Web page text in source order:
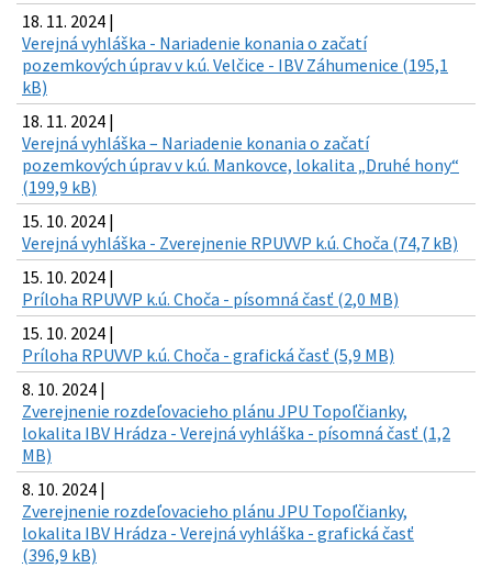
18. 11. 2024 |
Verejná vyhláška - Nariadenie konania o začatí
pozemkových úprav v k.ú. Velčice - IBV Záhumenice (195,1
kB)
18. 11. 2024 |
Verejná vyhláška – Nariadenie konania o začatí
pozemkových úprav v k.ú. Mankovce, lokalita „Druhé hony“
(199,9 kB)
15. 10. 2024 |
Verejná vyhláška - Zverejnenie RPUVVP k.ú. Choča (74,7 kB)
15. 10. 2024 |
Príloha RPUVVP k.ú. Choča - písomná časť (2,0 MB)
15. 10. 2024 |
Príloha RPUVVP k.ú. Choča - grafická časť (5,9 MB)
8. 10. 2024 |
Zverejnenie rozdeľovacieho plánu JPU Topoľčianky,
lokalita IBV Hrádza - Verejná vyhláška - písomná časť (1,2
MB)
8. 10. 2024 |
Zverejnenie rozdeľovacieho plánu JPU Topoľčianky,
lokalita IBV Hrádza - Verejná vyhláška - grafická časť
(396,9 kB)